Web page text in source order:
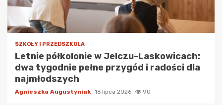
SZKOŁY I PRZEDSZKOLA
Letnie półkolonie w Jelczu-Laskowicach:
dwa tygodnie pełne przygód i radości dla
najmłodszych
Agnieszka Augustyniak 16 lipca 2026 90